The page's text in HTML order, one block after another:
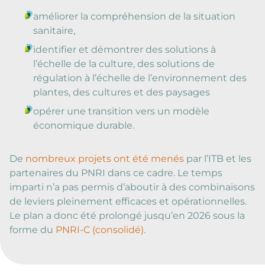
améliorer la compréhension de la situation
sanitaire,
identifier et démontrer des solutions à
l’échelle de la culture, des solutions de
régulation à l’échelle de l’environnement des
plantes, des cultures et des paysages
opérer une transition vers un modèle
économique durable.
De nombreux projets ont été menés par l’ITB et les
partenaires du PNRI dans ce cadre. Le temps
imparti n’a pas permis d’aboutir à des combinaisons
de leviers pleinement efficaces et opérationnelles.
Le plan a donc été prolongé jusqu’en 2026 sous la
forme du PNRI-C (consolidé).